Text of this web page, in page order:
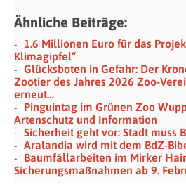
Ähnliche Beiträge:
1.6 Millionen Euro für das
Klimagipfel“
Glücksboten in Gefahr: Der
Zootier des Jahres 2026 Zoo-
erneut…
Pinguintag im Grünen Zoo
Artenschutz und Information
Sicherheit geht vor: Stadt muss
Aralandia wird mit dem BdZ-
Baumfällarbeiten im Mirker
Sicherungsmaßnahmen ab 9.